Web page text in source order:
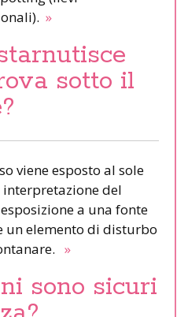
»
sotto il
viene esposto al sole
del
a una fonte
elemento di disturbo
»
sono sicuri